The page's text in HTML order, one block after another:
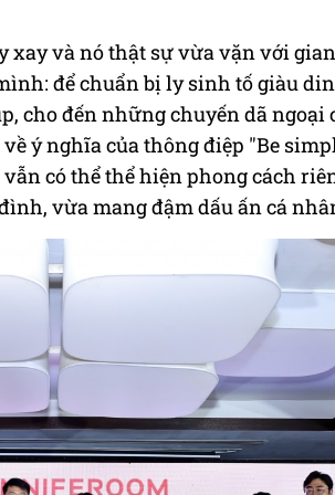
xay và nó thật sự vừa vặn với
để chuẩn bị ly sinh tố giàu
cho đến những chuyến dã ngoại
ý nghĩa của thông điệp "Be
có thể thể hiện phong cách
vừa mang đậm dấu ấn cá